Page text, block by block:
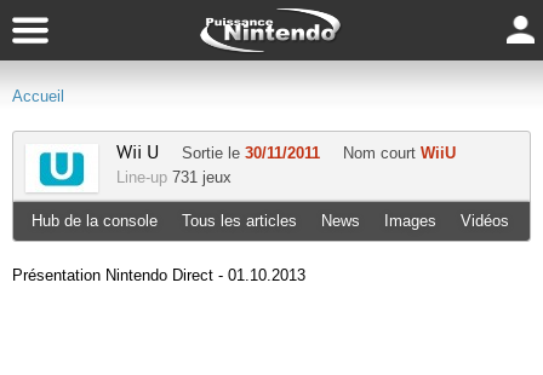
Accueil
Wii U Sortie le 30/11/2011 Nom court WiiU
Line-up 731 jeux
Hub de la console Tous les articles News Images Vidéos
Présentation Nintendo Direct - 01.10.2013